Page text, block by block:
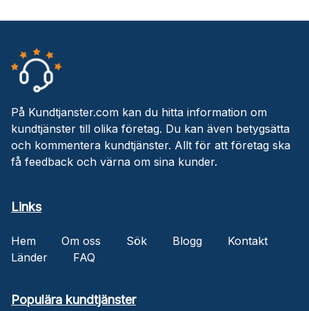
På Kundtjanster.com kan du hitta information om
kundtjänster till olika företag. Du kan även betygsätta
och kommentera kundtjänster. Allt för att företag ska
få feedback och värna om sina kunder.
Links
Hem Om oss Sök Blogg
Kontakt
Länder
FAQ
Populära kundtjänster